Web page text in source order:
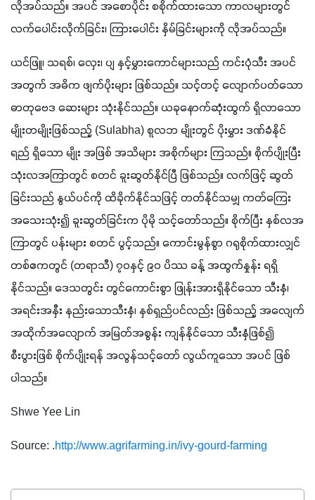
လိုအပ်သည်။ အပင် အစောပိုင်း စစိုက်ထားသော ကာလများတွင်
လက်ပေါင်းလိုက်ခြင်း၊ ကြားပေါင်း နှိမ်ခြင်းများကို လိုအပ်သည်။
ယင်ဖြူ၊ သရစ်၊ လှေး၊ ပျ နှင့်မွှားကောင်များသည် ကင်းပုံသီး အပင်
အတွက် အဓိက ဖျက်ပိုးများ ဖြစ်သည်။ သင့်တင့် လျောက်ပတ်သော
ဓာတုဗေဒ ဆေးများ သုံးနိုင်သည်။ ယခုနောက်ဆုံးထွက် ရှိလာသော
မျိုးတမျိုးဖြစ်သည့် (Sulabha) စူလဘ မျိုးတွင် ပိုးမွှား ဒဏ်ခံနိုင်
ရည် ရှိသော မျိုး အဖြစ် အသိများ အစိုက်များ ကြသည်။ စိုက်ပျိုးပြီး
သုံးလအကြာတွင် စတင် ခူးဆွတ်နိုင်ပြီ ဖြစ်သည်။ လက်ဖြင့် ဆွတ်
ခြင်းသည် နွယ်ပင်ကို ထိခိုက်နိုင်သဖြင့် တတ်နိုင်သမျှ ကတ်ကြေး
အသေးသုံး၍ ခူးဆွတ်ခြင်းက ပိုမို သင့်တော်သည်။ စိုက်ပြီး နှစ်လအ
ကြာတွင် ပန်းများ စတင် ပွင့်သည်။ ကောင်းမွန်စွာ ဂရုစိုက်ထားလျှင်
တစ်ဧကတွင် (တရာသီ) ၇၀နှင့် ၉၀ ပိဿ ခန့် အထွက်နှုန်း ရရှိ
နိုင်သည်။ ဒေသတွင်း တွင်ကောင်းစွာ ဖြုန်းအားရှိနိုင်သော သီးနှံ၊
အရင်းအနှီး နည်းသောသီးနှံ၊ နှစ်ရှည်ပင်လည်း ဖြစ်သည့် အလျေက်
အထိုက်အလျောက် အမြတ်အစွန်း ကျန်နိုင်သော သီးနှံဖြစ်၍
စီးပွားဖြစ် စိုက်ပျိုးရန် အလွန်သင့်တော် လွယ်ကူသော အပင် ဖြစ်
ပါသည်။
Shwe Yee Lin
Source: .http://www.agrifarming.in/ivy-gourd-farming